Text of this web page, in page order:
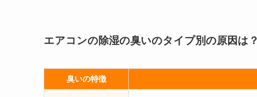
エアコンの除湿の臭いのタイプ別の原因は？
臭いの特徴